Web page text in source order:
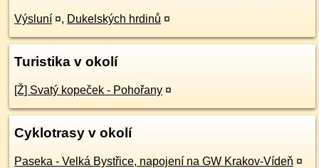
Výsluní ¤, Dukelských hrdinů ¤
Turistika v okolí
[Ž] Svatý kopeček - Pohořany ¤
Cyklotrasy v okolí
Paseka - Velká Bystřice, napojení na GW Krakov-Vídeň ¤